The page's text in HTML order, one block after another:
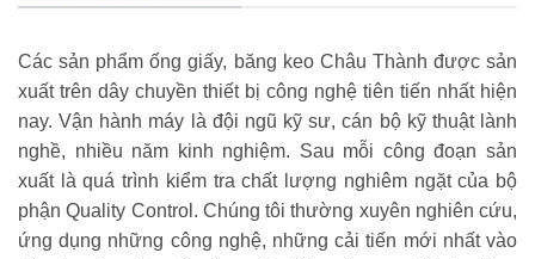
Các sản phẩm ống giấy, băng keo Châu Thành được sản
xuất trên dây chuyền thiết bị công nghệ tiên tiến nhất hiện
nay. Vận hành máy là đội ngũ kỹ sư, cán bộ kỹ thuật lành
nghề, nhiều năm kinh nghiệm. Sau mỗi công đoạn sản
xuất là quá trình kiểm tra chất lượng nghiêm ngặt của bộ
phận Quality Control. Chúng tôi thường xuyên nghiên cứu,
ứng dụng những công nghệ, những cải tiến mới nhất vào